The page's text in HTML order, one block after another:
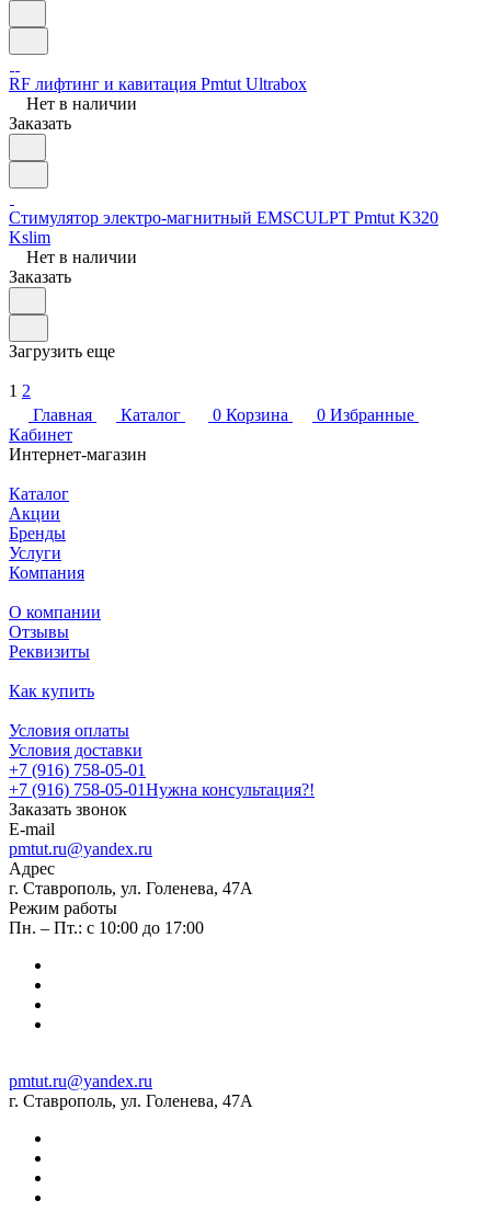
RF лифтинг и кавитация Pmtut Ultrabox
Нет в наличии
Заказать
Стимулятор электро-магнитный EMSCULPT Pmtut K320
Kslim
Нет в наличии
Заказать
Загрузить еще
1 2
Главная
Каталог 0 Корзина 0 Избранные
Кабинет
Интернет-магазин
Каталог
Акции
Бренды
Услуги
Компания
О компании
Отзывы
Реквизиты
Как купить
Условия оплаты
Условия доставки
+7 (916) 758-05-01
+7 (916) 758-05-01Нужна консультация?!
Заказать звонок
E-mail
pmtut.ru@yandex.ru
Адрес
г. Ставрополь, ул. Голенева, 47А
Режим работы
Пн. – Пт.: с 10:00 до 17:00
pmtut.ru@yandex.ru
г. Ставрополь, ул. Голенева, 47А